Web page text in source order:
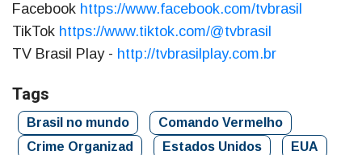
Facebook https://www.facebook.com/tvbrasil
TikTok https://www.tiktok.com/@tvbrasil
TV Brasil Play - http://tvbrasilplay.com.br
Tags
Brasil no mundo
Comando Vermelho
Crime Organizad
Estados Unidos
EUA